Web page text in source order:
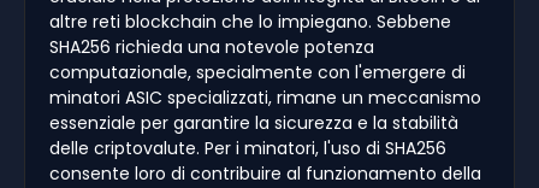
altre reti blockchain che lo impiegano. Sebbene
SHA256 richieda una notevole potenza
computazionale, specialmente con l'emergere di
minatori ASIC specializzati, rimane un meccanismo
essenziale per garantire la sicurezza e la stabilità
delle criptovalute. Per i minatori, l'uso di SHA256
consente loro di contribuire al funzionamento della